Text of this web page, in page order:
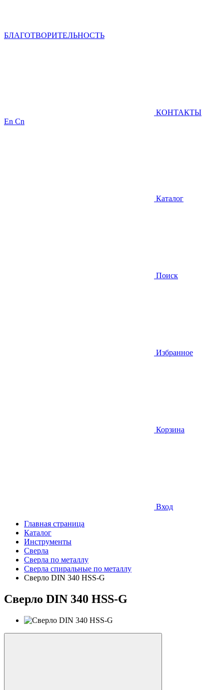
БЛАГОТВОРИТЕЛЬНОСТЬ
КОНТАКТЫ
En Cn
Каталог
Поиск
Избранное
Корзина
Вход
Главная страница
Каталог
Инструменты
Сверла
Сверла по металлу
Сверла спиральные по металлу
Сверло DIN 340 HSS-G
Сверло DIN 340 HSS-G